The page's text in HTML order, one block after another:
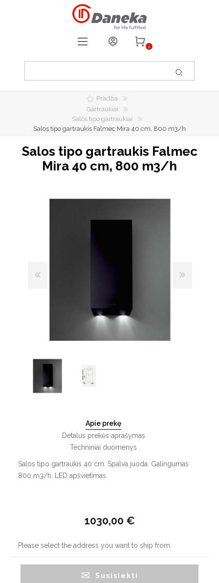
0
0
Pradžia
Gartraukiai
Salos tipo gartraukiai
Salos tipo gartraukis Falmec Mira 40 cm, 800 m3/h
Salos tipo gartraukis Falmec
Mira 40 cm, 800 m3/h
Apie prekę
Detalus prekės aprašymas
Techniniai duomenys
Salos tipo gartraukis 40 cm. Spalva juoda. Galingumas
800 m3/h. LED apšvietimas.
1030,00 €
Please select the address you want to ship from
Susisiekti